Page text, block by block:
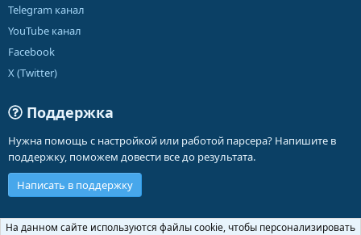
Telegram канал
YouTube канал
Facebook
X (Twitter)
Поддержка
Нужна помощь с настройкой или работой парсера? Напишите в
поддержку, поможем довести все до результата.
Написать в поддержку
Russian (RU)
На данном сайте используются файлы cookie, чтобы персонализировать